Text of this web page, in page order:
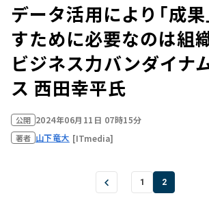
データ活用により「成果
すために必要なのは組
ビジネス力――バンダイナ
ス 西田幸平氏
公開 2024年06月11日 07時15分
著者 山下竜大 [ITmedia]
1 2